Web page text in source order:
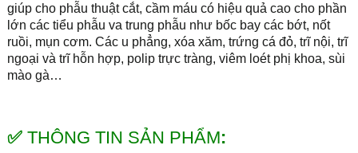
giúp cho phẫu thuật cắt, cầm máu có hiệu quả cao cho phần
lớn các tiểu phẫu va trung phẫu như bốc bay các bớt, nốt
ruồi, mụn cơm. Các u phẳng, xóa xăm, trứng cá đỏ, trĩ nội, trĩ
ngoại và trĩ hỗn hợp, polip trực tràng, viêm loét phị khoa, sùi
mào gà…
✅ THÔNG TIN SẢN PHẨM: